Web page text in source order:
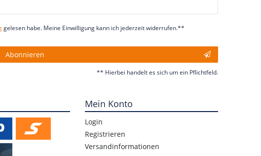
gelesen habe. Meine Einwilligung kann ich jederzeit widerrufen.**
Abonnieren
** Hierbei handelt es sich um ein Pflichtfeld.
Mein Konto
Login
Registrieren
Versandinformationen